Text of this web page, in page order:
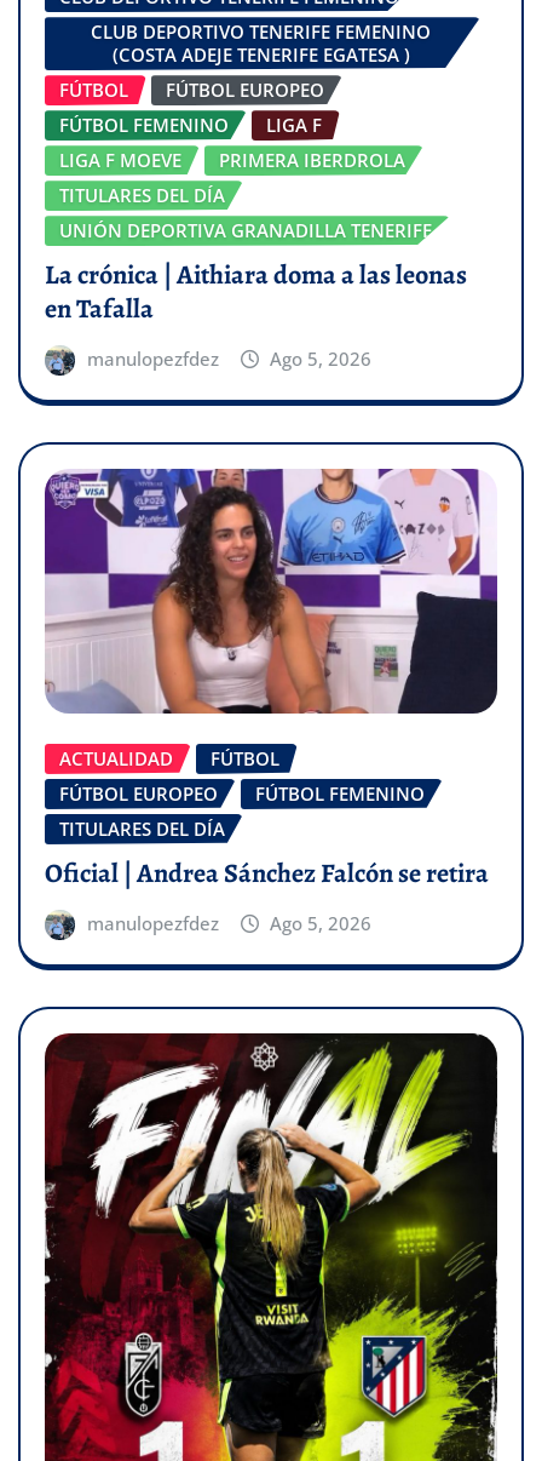
CLUB DEPORTIVO TENERIFE FEMENINO
(COSTA ADEJE TENERIFE EGATESA )
FÚTBOL
FÚTBOL EUROPEO
FÚTBOL FEMENINO
LIGA F
LIGA F MOEVE
PRIMERA IBERDROLA
TITULARES DEL DÍA
UNIÓN DEPORTIVA GRANADILLA TENERIFE
La crónica | Aithiara doma a las leonas
en Tafalla
manulopezfdez Ago 5, 2026
ACTUALIDAD
FÚTBOL
FÚTBOL EUROPEO
FÚTBOL FEMENINO
TITULARES DEL DÍA
Oficial | Andrea Sánchez Falcón se retira
manulopezfdez Ago 5, 2026